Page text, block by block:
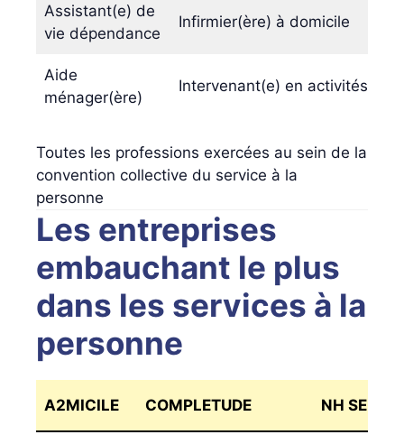
Assistant(e) de
vie dépendance
Infirmier(ère) à domicile
Aide
ménager(ère)
Intervenant(e) en activités de
Toutes les professions exercées au sein de la
convention collective du service à la
personne
Les entreprises
embauchant le plus
dans les services à la
personne
A2MICILE COMPLETUDE NH